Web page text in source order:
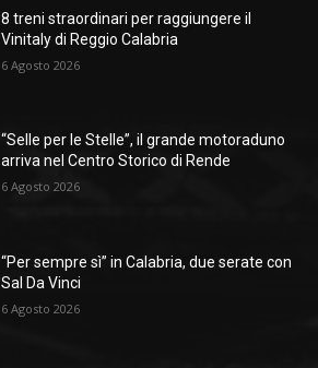
8 treni straordinari per raggiungere il
Vinitaly di Reggio Calabria
6 Agosto 2026
“Selle per le Stelle”, il grande motoraduno
arriva nel Centro Storico di Rende
6 Agosto 2026
“Per sempre sì” in Calabria, due serate con
Sal Da Vinci
6 Agosto 2026